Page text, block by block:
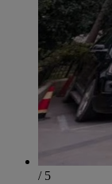
/ 5